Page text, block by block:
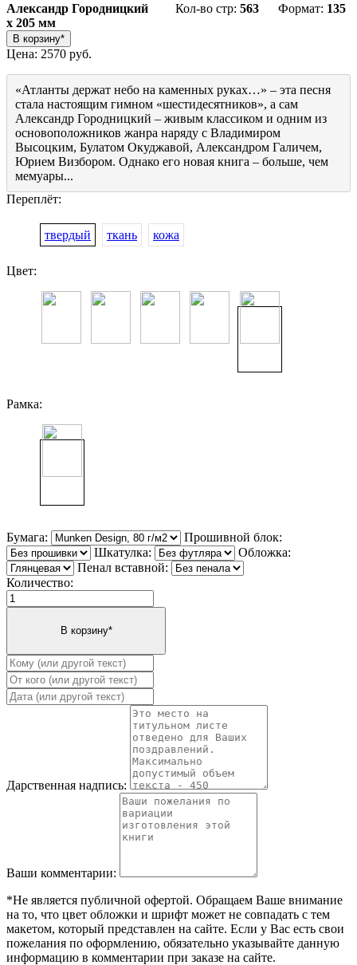
Александр Городницкий Кол-во стр: 563 Формат: 135
x 205 мм
Цена: 2570 руб.
«Атланты держат небо на каменных руках…» – эта песня
стала настоящим гимном «шестидесятников», а сам
Александр Городницкий – живым классиком и одним из
основоположников жанра наряду с Владимиром
Высоцким, Булатом Окуджавой, Александром Галичем,
Юрием Визбором. Однако его новая книга – больше, чем
мемуары...
Переплёт:
твердый ткань кожа
Цвет:
Рамка:
Бумага:
Прошивной блок:
Шкатулка:
Обложка:
Пенал вставной:
Количество:
Дарственная надпись:
Ваши комментарии:
*Не является публичной офертой. Обращаем Ваше внимание
на то, что цвет обложки и шрифт может не совпадать с тем
макетом, который представлен на сайте. Если у Вас есть свои
пожелания по оформлению, обязательно указывайте данную
информацию в комментарии при заказе на сайте.